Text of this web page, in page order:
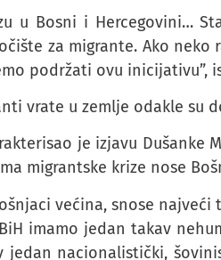
u Bosni i Hercegovini…
za migrante. Ako
podržati ovu inicijativu”,
vrate u zemlje odakle su
je izjavu Dušanke
migrantske krize nose
većina, snose najveći
imamo jedan takav
nacionalistički,